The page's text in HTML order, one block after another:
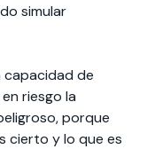
simular
capacidad de
riesgo la
porque
cierto y lo que es